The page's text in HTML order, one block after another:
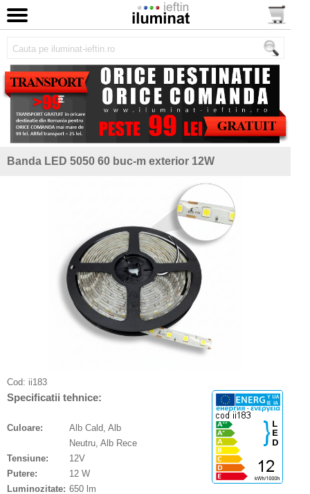
Banda LED 5050 60 buc-m exterior 12W
Cod: ii183
Specificatii tehnice:
Culoare:
Alb Cald, Alb
Neutru, Alb Rece
Tensiune:
12V
Putere:
12 W
Luminozitate: 650 lm